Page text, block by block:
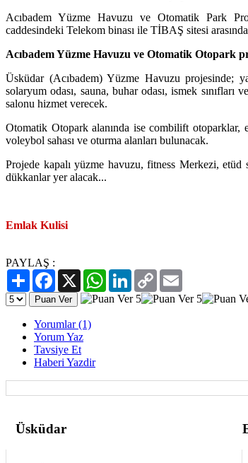
Acıbadem Yüzme Havuzu ve Otomatik Park
caddesindeki Telekom binası ile TİBAŞ sitesi
Acıbadem Yüzme Havuzu ve Otomatik Otopark
Üsküdar (Acıbadem) Yüzme Havuzu projesinde;
solaryum odası, sauna, buhar odası, ismek
salonu hizmet verecek.
Otomatik Otopark alanında ise combilift otoparklar,
voleybol sahası ve oturma alanları bulunacak.
Projede kapalı yüzme havuzu, fitness Merkezi,
dükkanlar yer alacak...
Emlak Kulisi
PAYLAŞ :
PaylaşFacebook
X WhatsAppLinkedIn
Copy
Link
Yorumlar (1)
Yorum Yaz
Tavsiye Et
Haberi Yazdir
Üsküdar